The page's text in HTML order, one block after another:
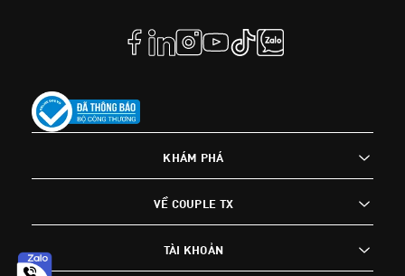
KHÁM PHÁ
VỀ COUPLE TX
TÀI KHOẢN